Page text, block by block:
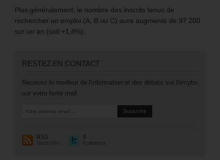
Plus généralement, le nombre des inscrits tenus de
rechercher un emploi (A, B ou C) aura augmenté de 97 200
sur un an (soit +1,8%).
RESTEZ EN CONTACT
Recevez le meilleur de l'information et des débats sur l'emploi
sur votre boite mail.
RSS
Souscrire
0
Followers